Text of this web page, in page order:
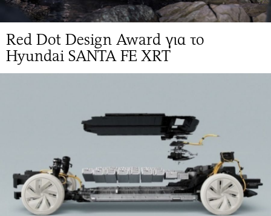
Red Dot Design Award για το
Hyundai SANTA FE XRT